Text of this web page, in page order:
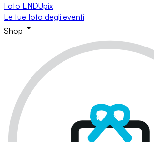
Foto ENDUpix
Le tue foto degli eventi
Shop